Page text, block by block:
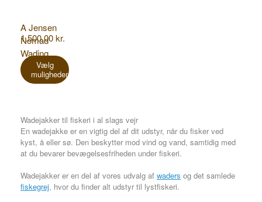
A Jensen
Nomad
Wading
Jacket
1.500,00kr.
Vælg
muligheder
vare
har
kan
vælges
på
varesiden
Wadejakker til fiskeri i al slags vejr
En wadejakke er en vigtig del af dit udstyr, når du fisker ved
kyst, å eller sø. Den beskytter mod vind og vand, samtidig med
at du bevarer bevægelsesfriheden under fiskeri.
Wadejakker er en del af vores udvalg af waders og det samlede
fiskegrej, hvor du finder alt udstyr til lystfiskeri.